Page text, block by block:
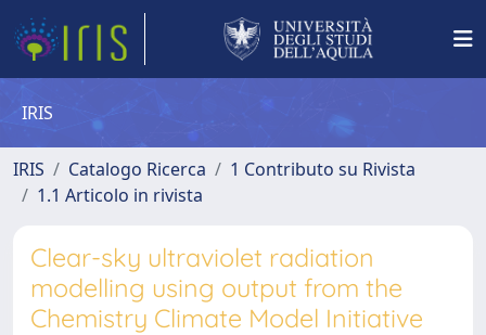
IRIS
IRIS Catalogo Ricerca
1 Contributo su Rivista
1.1 Articolo in rivista
Clear-sky ultraviolet radiation
modelling using output from the
Chemistry Climate Model Initiative